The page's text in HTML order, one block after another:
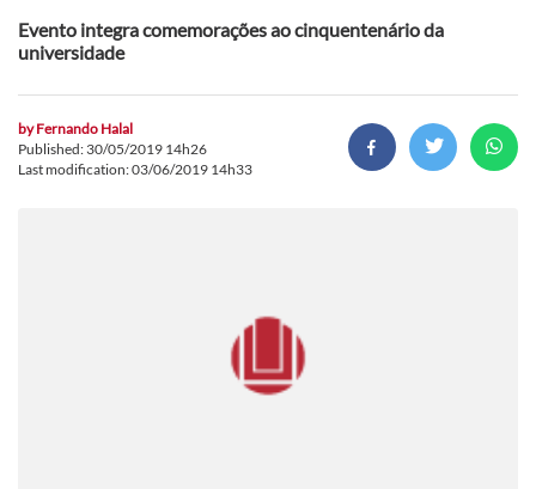
Evento integra comemorações ao cinquentenário da
universidade
byFernando Halal
Published: 30/05/2019 14h26
Last modification: 03/06/2019 14h33